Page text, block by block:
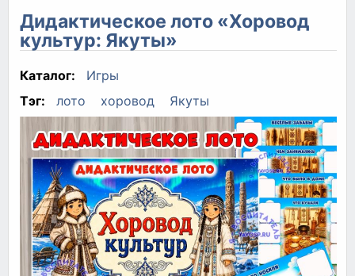
Дидактическое лото «Хоровод
культур: Якуты»
Каталог:
Игры
Тэг:
лото хоровод Якуты